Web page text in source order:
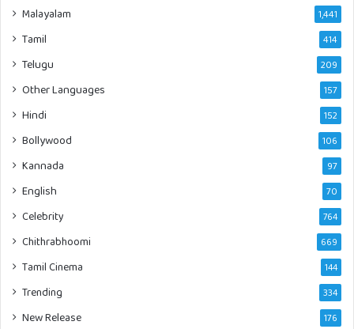
Malayalam 1,441
Tamil 414
Telugu 209
Other Languages 157
Hindi 152
Bollywood 106
Kannada 97
English 70
Celebrity 764
Chithrabhoomi 669
Tamil Cinema 144
Trending 334
New Release 176